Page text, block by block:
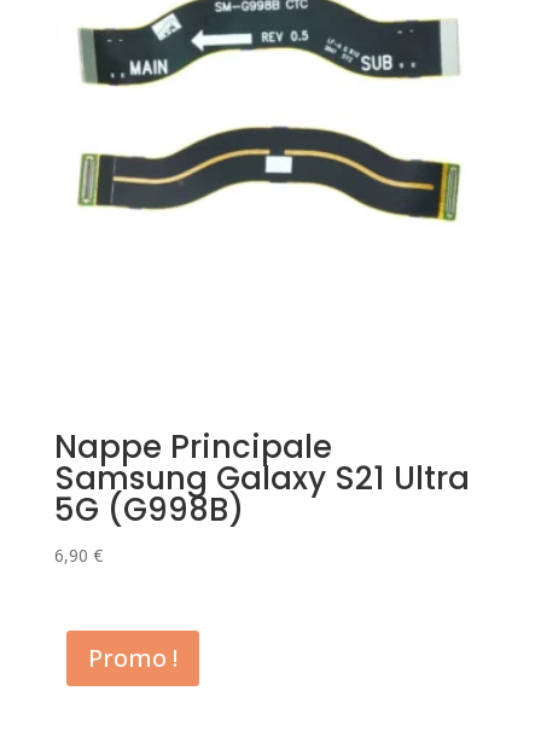
Nappe Principale
Samsung Galaxy S21 Ultra
5G (G998B)
6,90 €
Promo !